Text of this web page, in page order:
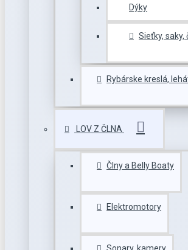
Dýky
Sieťky, saky,
Rybárske kreslá,
LOV Z ČLNA
Člny a Belly Boaty
Elektromotory